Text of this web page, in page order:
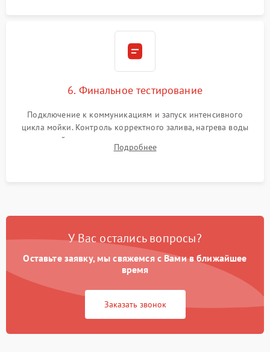
6. Финальное тестирование
Подключение к коммуникациям и запуск интенсивного
цикла мойки. Контроль корректного залива, нагрева воды
до нужной температуры, отсутствия посторонних шумов,
штатного слива и абсолютной сухости в поддоне.
Подробнее
У Вас остались вопросы?
Оставьте заявку, мы свяжемся с Вами в ближайшее
время
Заказать звонок